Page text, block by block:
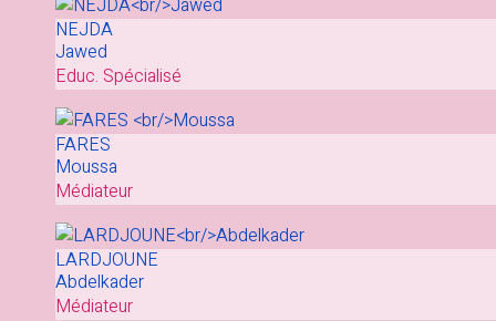
NEJDA
Jawed
Educ. Spécialisé
FARES
Moussa
Médiateur
LARDJOUNE
Abdelkader
Médiateur